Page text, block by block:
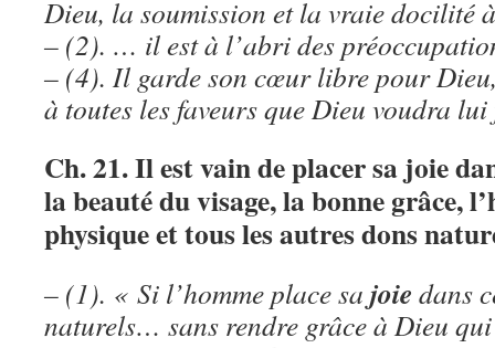
Dieu, la soumission et la vraie docilité
– (2). … il est à l’abri des
– (4). Il garde son cœur libre pour
à toutes les faveurs que Dieu voudra
Ch. 21. Il est vain de placer sa joie
la beauté du visage, la bonne grâce,
physique et tous les autres dons
– (1). « Si l’homme place sa joie dans
naturels… sans rendre grâce à Dieu